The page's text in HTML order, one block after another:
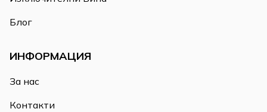
Блог
ИНФОРМАЦИЯ
За нас
Контакти